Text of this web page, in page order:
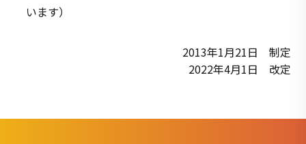
います）
2013年1月21日 制定
2022年4月1日 改定